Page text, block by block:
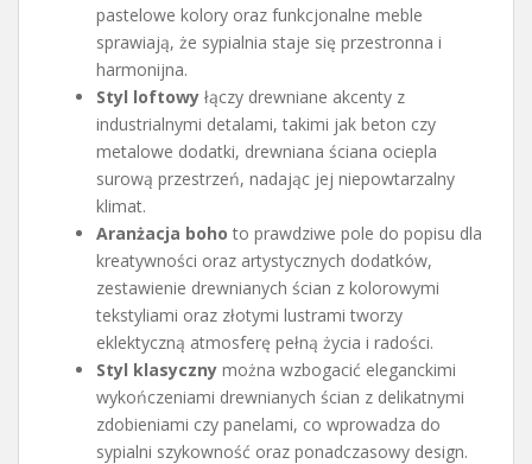
pastelowe kolory oraz funkcjonalne meble
sprawiają, że sypialnia staje się przestronna i
harmonijna.
Styl loftowy łączy drewniane akcenty z
industrialnymi detalami, takimi jak beton czy
metalowe dodatki, drewniana ściana ociepla
surową przestrzeń, nadając jej niepowtarzalny
klimat.
Aranżacja boho to prawdziwe pole do popisu dla
kreatywności oraz artystycznych dodatków,
zestawienie drewnianych ścian z kolorowymi
tekstyliami oraz złotymi lustrami tworzy
eklektyczną atmosferę pełną życia i radości.
Styl klasyczny można wzbogacić eleganckimi
wykończeniami drewnianych ścian z delikatnymi
zdobieniami czy panelami, co wprowadza do
sypialni szykowność oraz ponadczasowy design.